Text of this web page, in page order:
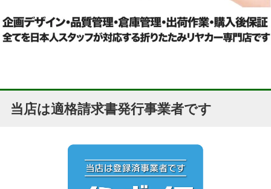
当店は適格請求書発行事業者です